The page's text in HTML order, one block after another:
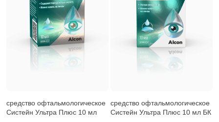
средство офтальмологическое
Систейн Ультра Плюс 10 мл
средство офтальмологическое
Систейн Ультра Плюс 10 мл БК